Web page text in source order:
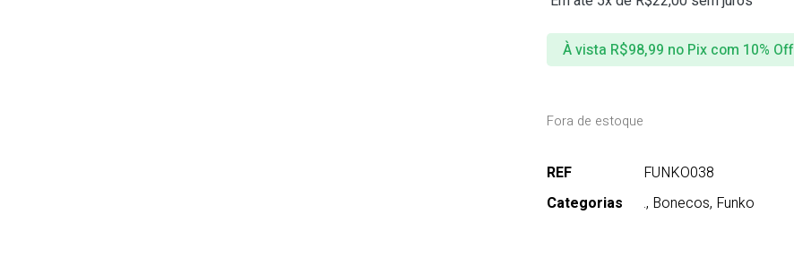
À vista R$98,99 no Pix com 10% Off
Fora de estoque
REF
FUNKO038
Categorias
., Bonecos, Funko